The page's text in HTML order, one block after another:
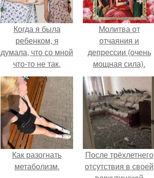
Когда я была
ребенком, я
думала, что со мной
что-то не так.
Молитва от
отчаяния и
депрессии (очень
мощная сила).
Как разогнать
метаболизм.
После трёхлетнего
отсутствия в своей